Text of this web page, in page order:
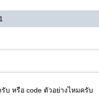
บ หรือ code ตัวอย่างไหมครับ